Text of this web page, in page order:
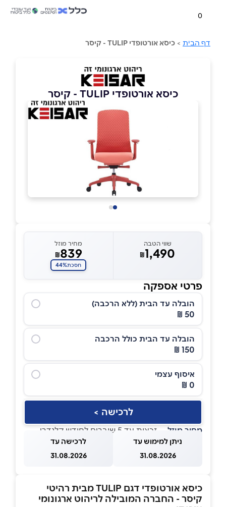
0
דף הבית > כיסא אורטופדי TULIP - קיסר
כיסא אורטופדי TULIP - קיסר
שווי הטבה
₪1,490
מחיר מוזל
₪839
חסכת44%
פרטי אספקה
הובלה עד הבית (ללא הרכבה)
50 ₪
הובלה עד הבית כולל הרכבה
150 ₪
איסוף עצמי
0 ₪
לרכישה >
מחיר מוזל — זכאות עד 5 שוברים לחודש קלנדרי
ניתן למימוש עד
31.08.2026
לרכישה עד
31.08.2026
כיסא אורטופדי דגם TULIP מבית רהיטי
קיסר - החברה המובילה לריהוט ארגונומי